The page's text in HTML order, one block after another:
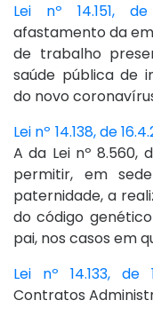
Lei nº 14.151, de
afastamento da
de trabalho
saúde pública de
do novo
Lei nº 14.138, de
A da Lei nº 8.560,
permitir, em
paternidade, a
do código
pai, nos casos em
Lei nº 14.133, de
Contratos